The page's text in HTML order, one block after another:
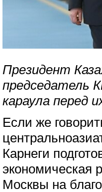
Президент
председатель
караула перед
Если же
Карнеги
экономическая
Москвы на